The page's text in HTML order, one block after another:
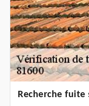
Recherche